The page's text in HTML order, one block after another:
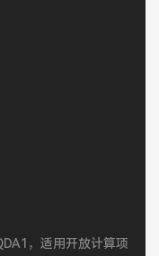
，适用开放计算项